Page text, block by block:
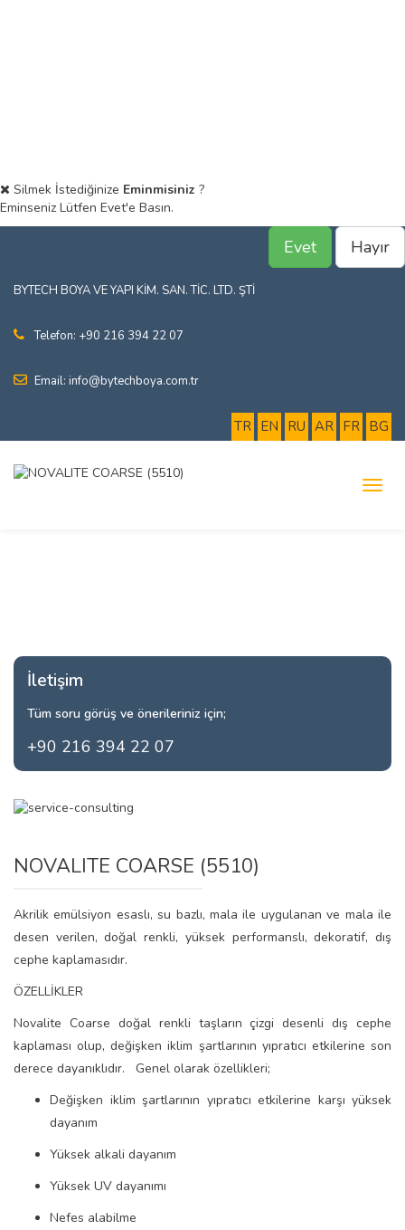
Silmek İstediğinize Eminmisiniz ?
Eminseniz Lütfen Evet'e Basın.
Evet Hayır
BYTECH BOYA VE YAPI KİM. SAN. TİC. LTD. ŞTİ
Telefon: +90 216 394 22 07
Email: info@bytechboya.com.tr
TR EN RU AR FR BG
İletişim
Tüm soru görüş ve önerileriniz için;
+90 216 394 22 07
NOVALITE COARSE (5510)
Akrilik emülsiyon esaslı, su bazlı, mala ile uygulanan ve mala ile
desen verilen, doğal renkli, yüksek performanslı, dekoratif, dış
cephe kaplamasıdır.
ÖZELLİKLER
Novalite Coarse doğal renkli taşların çizgi desenli dış cephe
kaplaması olup, değişken iklim şartlarının yıpratıcı etkilerine son
derece dayanıklıdır. Genel olarak özellikleri;
Değişken iklim şartlarının yıpratıcı etkilerine karşı yüksek
dayanım
Yüksek alkali dayanım
Yüksek UV dayanımı
Nefes alabilme